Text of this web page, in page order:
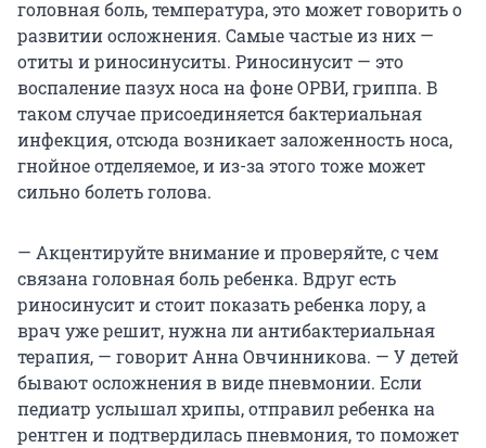
головная боль, температура, это может говорить о
развитии осложнения. Самые частые из них —
отиты и риносинуситы. Риносинусит — это
воспаление пазух носа на фоне ОРВИ, гриппа. В
таком случае присоединяется бактериальная
инфекция, отсюда возникает заложенность носа,
гнойное отделяемое, и из-за этого тоже может
сильно болеть голова.
— Акцентируйте внимание и проверяйте, с чем
связана головная боль ребенка. Вдруг есть
риносинусит и стоит показать ребенка лору, а
врач уже решит, нужна ли антибактериальная
терапия, — говорит Анна Овчинникова. — У детей
бывают осложнения в виде пневмонии. Если
педиатр услышал хрипы, отправил ребенка на
рентген и подтвердилась пневмония, то поможет